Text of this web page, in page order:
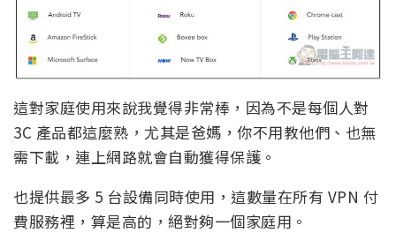
這對家庭使用來說我覺得非常棒，因為不是每個人對
3C 產品都這麼熟，尤其是爸媽，你不用教他們、也無
需下載，連上網路就會自動獲得保護。
也提供最多 5 台設備同時使用，這數量在所有 VPN 付
費服務裡，算是高的，絕對夠一個家庭用。